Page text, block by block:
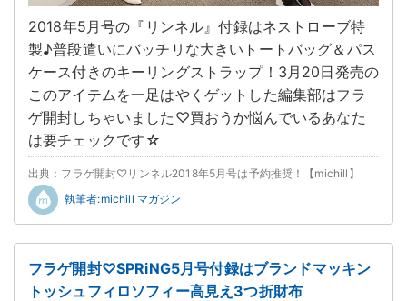
2018年5月号の『リンネル』付録はネストローブ特
製♪普段遣いにバッチリな大きいトートバッグ＆パス
ケース付きのキーリングストラップ！3月20日発売の
このアイテムを一足はやくゲットした編集部はフラ
ゲ開封しちゃいました♡買おうか悩んでいるあなた
は要チェックです☆
出典：フラゲ開封♡リンネル2018年5月号は予約推奨！【michill】
執筆者:michill マガジン
フラゲ開封♡SPRiNG5月号付録はブランドマッキン
トッシュフィロソフィー高見え3つ折財布